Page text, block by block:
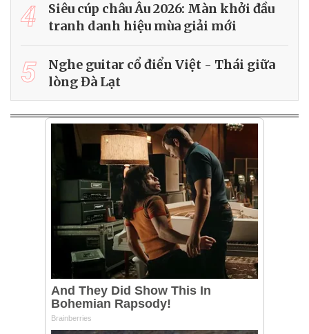
4
Siêu cúp châu Âu 2026: Màn khởi đầu
tranh danh hiệu mùa giải mới
5
Nghe guitar cổ điển Việt - Thái giữa
lòng Đà Lạt